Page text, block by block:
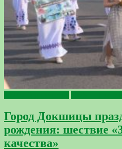
Город Докшицы
рождения: шествие
качества»